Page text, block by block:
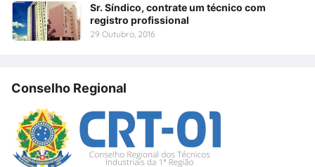
Sr. Síndico, contrate um técnico com
registro profissional
29 Outubro, 2016
Conselho Regional